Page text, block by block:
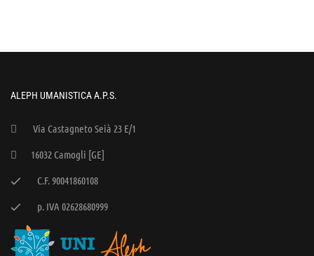
ALEPH UMANISTICA A.P.S.
Via Castagneto Seià 23 E/1
16032 Camogli [GE]
C.F. 90041860108
p. IVA 02628680999